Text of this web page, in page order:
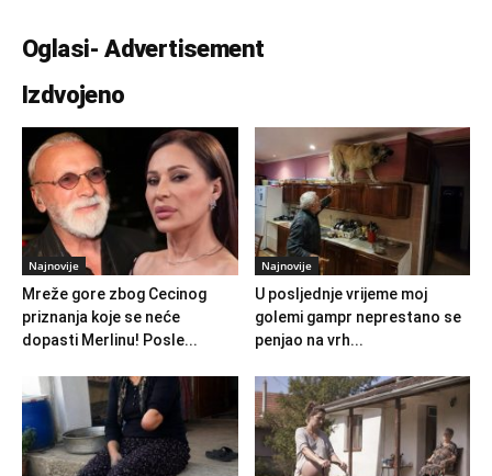
Oglasi- Advertisement
Izdvojeno
Najnovije
Mreže gore zbog Cecinog
priznanja koje se neće
dopasti Merlinu! Posle...
Najnovije
U posljednje vrijeme moj
golemi gampr neprestano se
penjao na vrh...